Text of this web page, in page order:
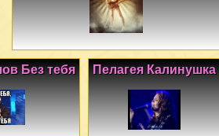
Пелагея Калинушка
Без тебя